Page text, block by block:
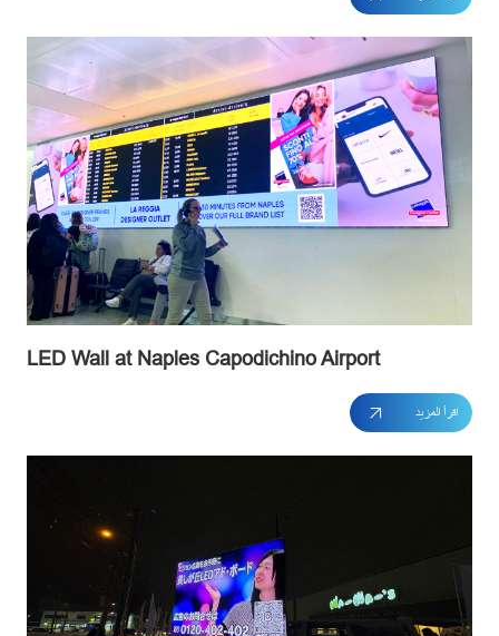
LED Wall at Naples Capodichino Airport
اقرأ المزيد